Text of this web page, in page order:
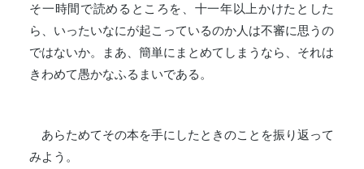
そ一時間で読めるところを、十一年以上かけたとした
ら、いったいなにが起こっているのか人は不審に思うの
ではないか。まあ、簡単にまとめてしまうなら、それは
きわめて愚かなふるまいである。
あらためてその本を手にしたときのことを振り返って
みよう。